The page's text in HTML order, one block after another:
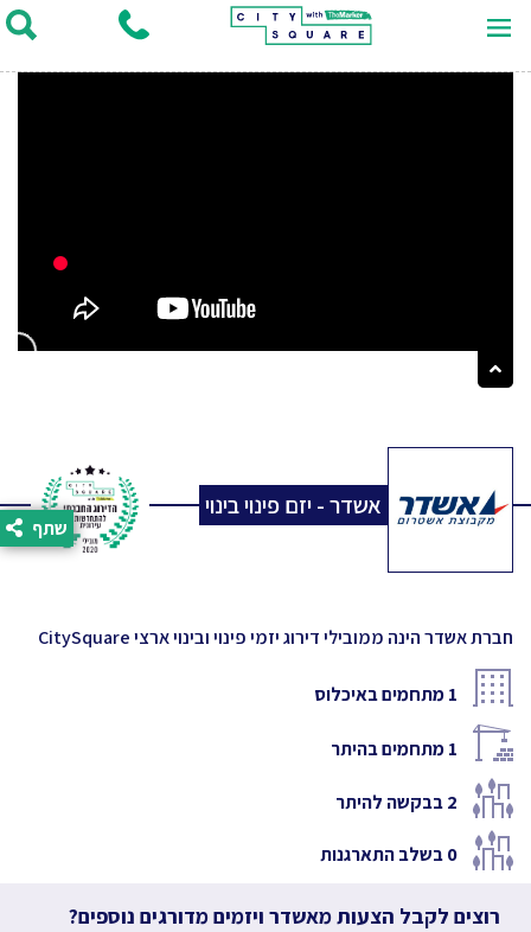
אשדר - יזם פינוי בינוי
שתף
חברת אשדר הינה ממובילי דירוג יזמי פינוי ובינוי ארצי CitySquare
1מתחמים באיכלוס
1מתחמים בהיתר
2בבקשה להיתר
0בשלב התארגנות
רוצים לקבל הצעות מאשדר ויזמים מדורגים נוספים?